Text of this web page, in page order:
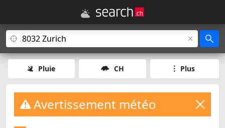
Pluie CH Plus
Avertissement météo